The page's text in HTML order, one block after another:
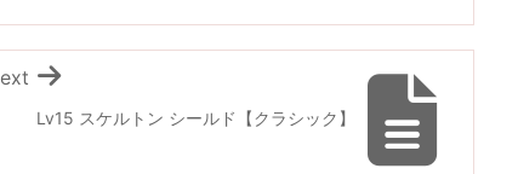
Lv15 スケルトン シールド【クラシック】